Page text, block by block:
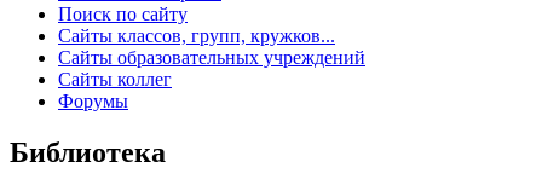
Поиск по сайту
Сайты классов, групп, кружков...
Сайты образовательных учреждений
Сайты коллег
Форумы
Библиотека